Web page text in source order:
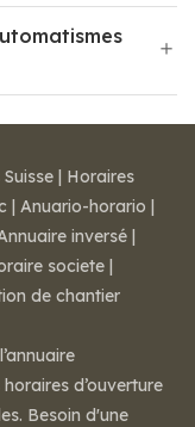
| Horaires
| Anuario-horario |
inversé |
societe |
de chantier
d’ouverture
Besoin d'une